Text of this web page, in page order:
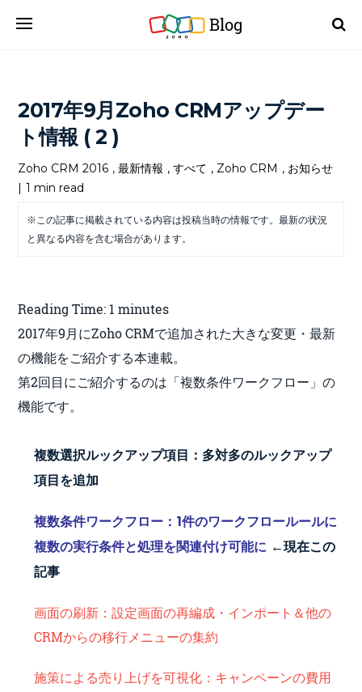
Blog
2017年9月Zoho CRMアップデー
ト情報 ( 2 )
Zoho CRM 2016 ,最新情報 ,すべて , Zoho CRM , お知らせ
| 1 min read
※この記事に掲載されている内容は投稿当時の情報です。最新の状況
と異なる内容を含む場合があります。
Reading Time: 1 minutes
2017年9月にZoho CRMで追加された大きな変更・最新
の機能をご紹介する本連載。
第2回目にご紹介するのは「複数条件ワークフロー」の
機能です。
複数選択ルックアップ項目：多対多のルックアップ
項目を追加
複数条件ワークフロー：1件のワークフロールールに
複数の実行条件と処理を関連付け可能に ←現在この
記事
画面の刷新：設定画面の再編成・インポート＆他の
CRMからの移行メニューの集約
施策による売り上げを可視化：キャンペーンの費用